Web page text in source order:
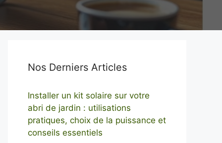
Nos Derniers Articles
Installer un kit solaire sur votre
abri de jardin : utilisations
pratiques, choix de la puissance et
conseils essentiels